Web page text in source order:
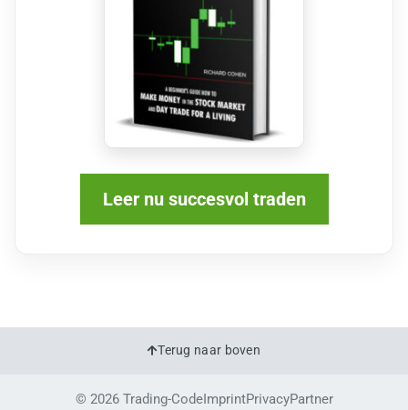
Leer nu succesvol traden
Terug naar boven
© 2026 Trading-CodeImprintPrivacyPartner